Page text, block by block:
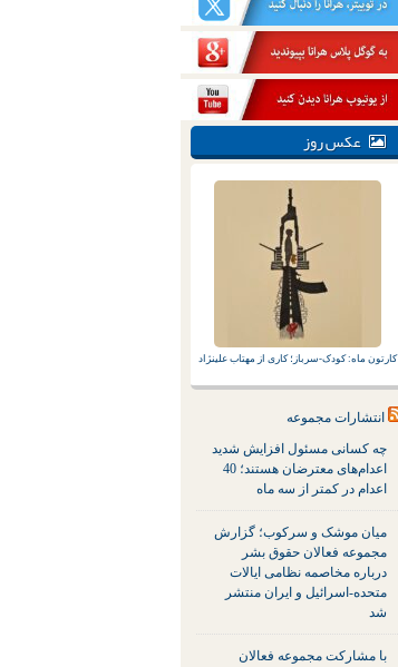
عکس روز
کارتون ماه: کودک-سرباز؛ کاری از مهتاب علینژاد
انتشارات مجموعه
چه کسانی مسئول افزایش شدید
اعدام‌های معترضان هستند؛ 40
اعدام در کمتر از سه ماه
میان موشک و سرکوب؛ گزارش
مجموعه فعالان حقوق بشر
درباره مخاصمه نظامی ایالات
متحده-اسرائیل و ایران منتشر
شد
با مشارکت مجموعه فعالان